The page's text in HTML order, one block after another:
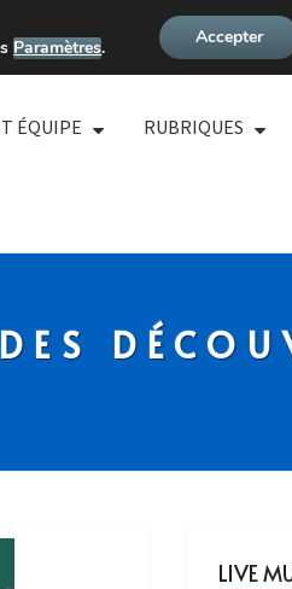
ÉQUIPE RUBRIQUES
LIVE
Paramètres. Accepter